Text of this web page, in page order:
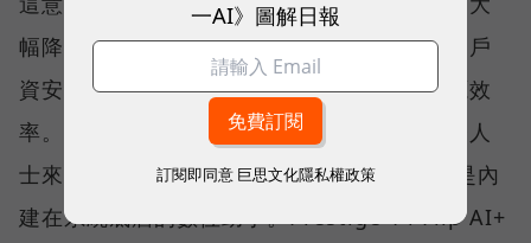
幅降低對雲端的依賴，確保企業敏感資料與客戶
資安不外洩，同時兼顧資料處理的速度與能源效
率。對於每天需要處理大量文件與郵件的商務人
士來說，AI 不再只是網頁上的聊天工具，而是內
建在系統底層的數位助手。Prestige 14 Flip AI+
一AI》圖解日報
訂閱即同意 巨思文化隱私權政策